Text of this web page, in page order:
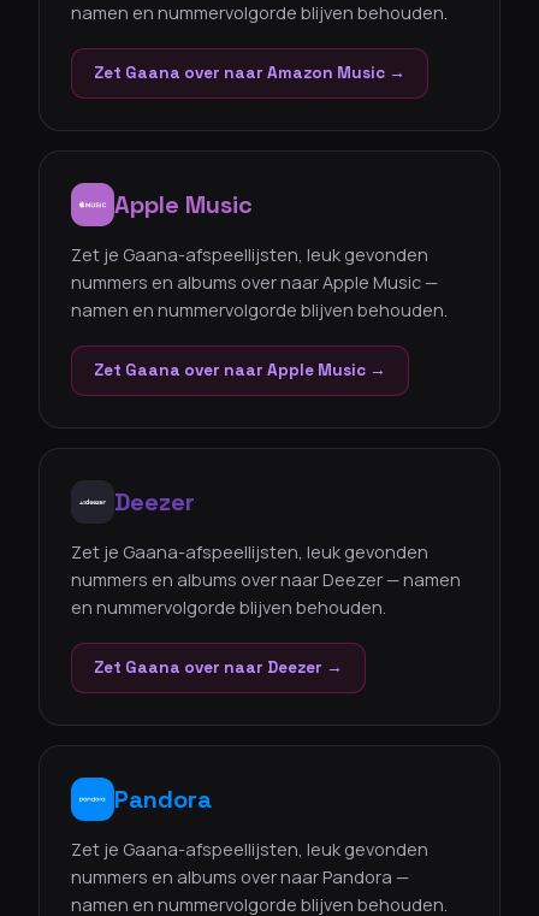
namen en nummervolgorde blijven behouden.
Zet Gaana over naar Amazon Music →
Apple Music
Zet je Gaana-afspeellijsten, leuk gevonden
nummers en albums over naar Apple Music —
namen en nummervolgorde blijven behouden.
Zet Gaana over naar Apple Music →
Deezer
Zet je Gaana-afspeellijsten, leuk gevonden
nummers en albums over naar Deezer — namen
en nummervolgorde blijven behouden.
Zet Gaana over naar Deezer →
Pandora
Zet je Gaana-afspeellijsten, leuk gevonden
nummers en albums over naar Pandora —
namen en nummervolgorde blijven behouden.